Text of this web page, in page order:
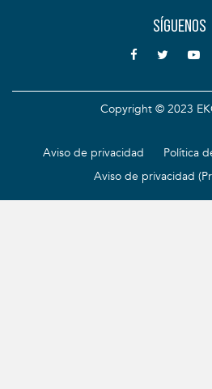
SÍGUENOS
Copyright © 2023
Aviso de privacidad
Política
Aviso de privacidad